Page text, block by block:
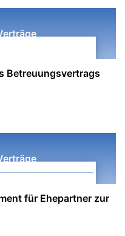
Betreuungsvertrags
für Ehepartner zur